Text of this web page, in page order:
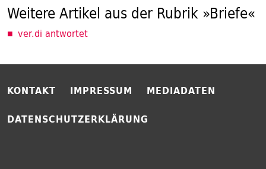
Weitere Artikel aus der Rubrik »Briefe«
ver.di antwortet
KONTAKT IMPRESSUM
MEDIADATEN
DATENSCHUTZERKLÄRUNG